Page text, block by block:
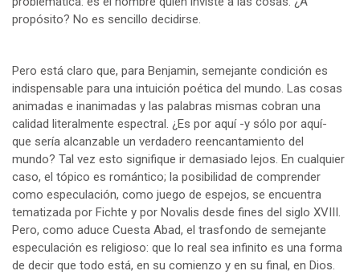
propósito? No es sencillo decidirse.
Pero está claro que, para Benjamin, semejante condición es
indispensable para una intuición poética del mundo. Las cosas
animadas e inanimadas y las palabras mismas cobran una
calidad literalmente espectral. ¿Es por aquí -y sólo por aquí-
que sería alcanzable un verdadero reencantamiento del
mundo? Tal vez esto signifique ir demasiado lejos. En cualquier
caso, el tópico es romántico; la posibilidad de comprender
como especulación, como juego de espejos, se encuentra
tematizada por Fichte y por Novalis desde fines del siglo XVIII.
Pero, como aduce Cuesta Abad, el trasfondo de semejante
especulación es religioso: que lo real sea infinito es una forma
de decir que todo está, en su comienzo y en su final, en Dios.